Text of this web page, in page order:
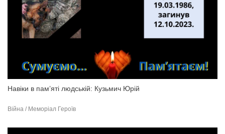
Навіки в пам’яті людській: Кузьмич Юрій
Війна / Меморіал Героїв